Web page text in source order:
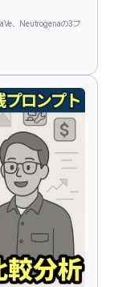
、Neutrogenaの3ブ